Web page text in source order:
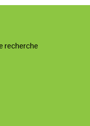
recherche